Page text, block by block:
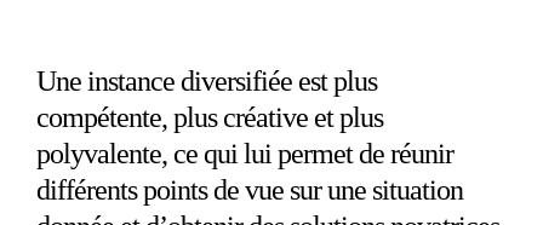
Une instance diversifiée est plus
compétente, plus créative et plus
polyvalente, ce qui lui permet de réunir
différents points de vue sur une situation